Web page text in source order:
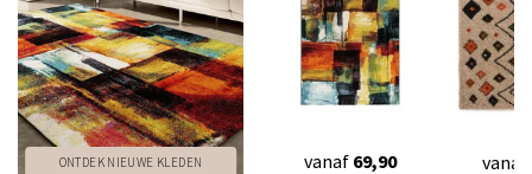
ONTDEK NIEUWE KLEDEN vanaf 69,90 vanaf